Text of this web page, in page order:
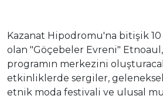
Kazanat Hipodromu'na bitişik
olan "Göçebeler Evreni"
programın merkezini
etkinliklerde sergiler,
etnik moda festivali ve ulusal